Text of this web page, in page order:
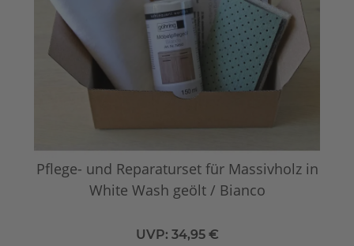
Pflege- und Reparaturset für Massivholz in
White Wash geölt / Bianco
UVP: 34,95 €